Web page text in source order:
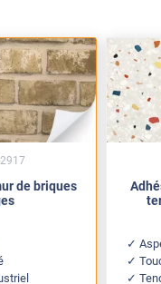
de briques
2917